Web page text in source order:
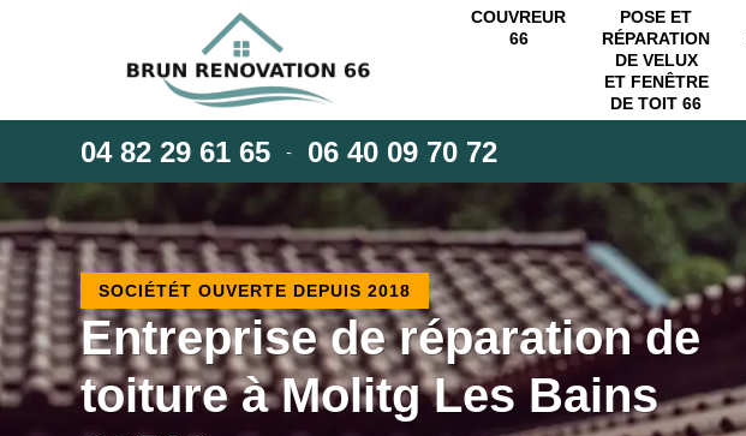
COUVREUR
66
POSE ET
RÉPARATION
DE VELUX
ET FENÊTRE
DE TOIT 66
04 82 29 61 65 - 06 40 09 70 72
SOCIÉTÉT OUVERTE DEPUIS 2018
Entreprise de réparation de
toiture à Molitg Les Bains